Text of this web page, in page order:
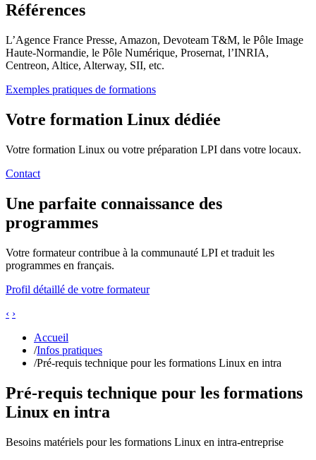
Références
L’Agence France Presse, Amazon, Devoteam T&M, le Pôle Image
Haute-Normandie, le Pôle Numérique, Prosernat, l’INRIA,
Centreon, Altice, Alterway, SII, etc.
Exemples pratiques de formations
Votre formation Linux dédiée
Votre formation Linux ou votre préparation LPI dans votre locaux.
Contact
Une parfaite connaissance des
programmes
Votre formateur contribue à la communauté LPI et traduit les
programmes en français.
Profil détaillé de votre formateur
‹ ›
Accueil
/Infos pratiques
/Pré-requis technique pour les formations Linux en intra
Pré-requis technique pour les formations
Linux en intra
Besoins matériels pour les formations Linux en intra-entreprise